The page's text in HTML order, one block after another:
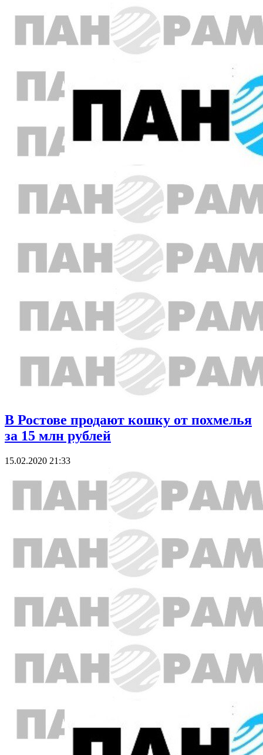
В Ростове продают кошку от похмелья
за 15 млн рублей
15.02.2020 21:33